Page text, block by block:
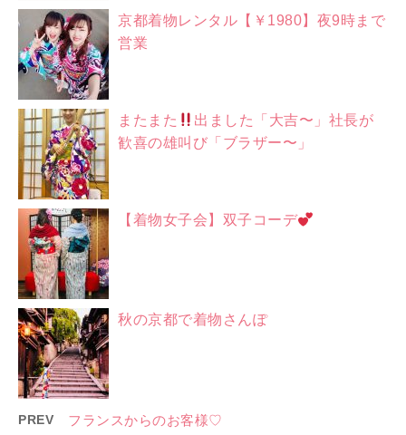
京都着物レンタル【￥1980】夜9時まで
営業
またまた
出ました「大吉〜」社長が
歓喜の雄叫び「ブラザー〜」
【着物女子会】双子コーデ
秋の京都で着物さんぽ
PREV フランスからのお客様♡